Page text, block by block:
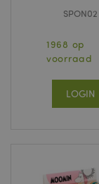
SPON02
1968 op
voorraad
LOGIN